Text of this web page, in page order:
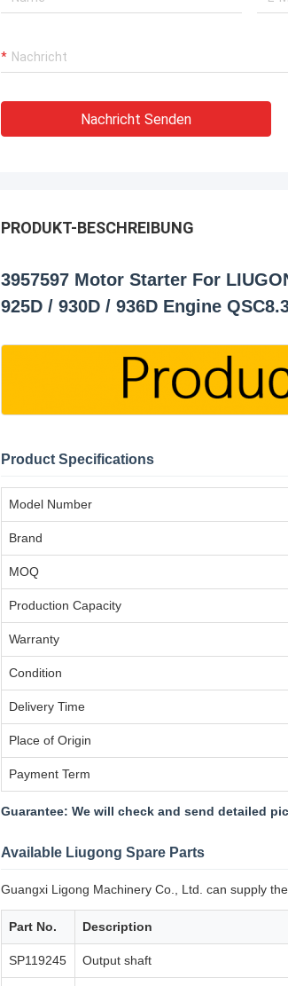
Nachricht Senden
PRODUKT-BESCHREIBUNG
3957597 Motor Starter For
925D / 930D / 936D Engine
Product Specifications
Model Number
Brand
MOQ
Production Capacity
Warranty
Condition
Delivery Time
Place of Origin
Payment Term
Guarantee: We will check and send detailed
Available Liugong Spare Parts
Guangxi Ligong Machinery Co., Ltd. can supply
Part No. Description
SP119245 Output shaft